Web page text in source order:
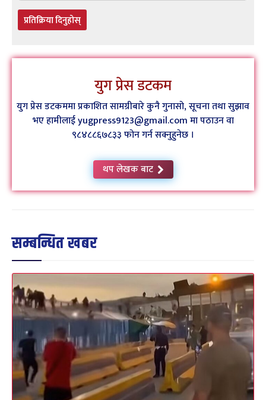
प्रतिक्रिया दिनुहोस्
युग प्रेस डटकम
युग प्रेस डटकममा प्रकाशित सामग्रीबारे कुनै गुनासो, सूचना तथा सुझाव
भए हामीलाई yugpress9123@gmail.com मा पठाउन वा
९८४८८६७८३३ फोन गर्न सक्नुहुनेछ ।
थप लेखक बाट
सम्बन्धित खबर